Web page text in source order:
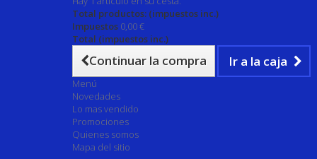
Total productos: (impuestos inc.)
Impuestos 0,00 €
Total (impuestos inc.)
Continuar la compra Ir a la caja
Menú
Novedades
Lo mas vendido
Promociones
Quienes somos
Mapa del sitio